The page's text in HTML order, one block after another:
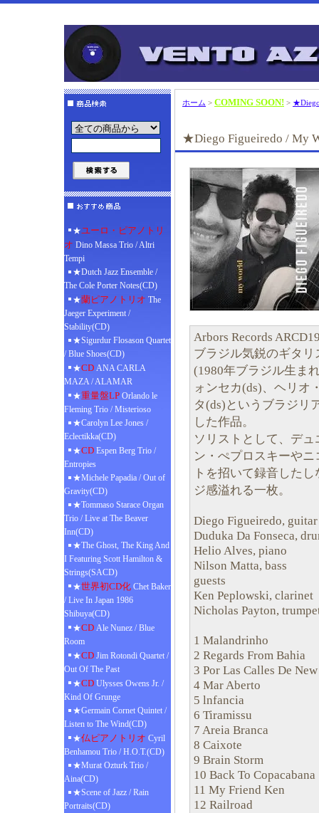
★ユーロ・ピアノトリ
オ Dino Massa Trio / Altri
Tempi
★Dutch Jazz Ensemble /
The Cole Porter Notes(CD)
★蘭ピアノトリオ The
Jaeger Experiment /
Stability(CD)
★Sigurdur Flosason Quartet
/ Blue Shoes(CD)
★CD ANA CARLA
MAZA / ALAMAR
★重量盤LP Orlando le
Fleming Trio / Misterioso
★Carolyn Lee Jones /
Eclectikka(CD)
★CD Espen Berg Trio /
Entropies
★Michele Papadia / Out of
Gravity(CD)
★Tommaso Starace Organ
Trio / Live at The Beaver
Inn(CD)
★The Ghost, The King And
I Featuring Scott Hamilton &
Strings(SACD)
★世界初CD化 Chet Baker
/ Live In Japan 1986
Shibuya(CD)
★CD Ale Nunez / Blue
Room
★CD Jim Rotondi Quartet /
Out Of The Past
★CD Ulysses Owens Jr. /
Kind Of Grunge
★Germain Cornet Quintet /
Listen to The Wind(CD)
★仏ピアノトリオ Cyril
Benhamou Trio / H.O.T.(CD)
★Murat Ozturk Trio /
Aina(CD)
★Scene of Jazz / Rain
Portraits(CD)
ホーム > COMING SOON! >
★Diego Figueiredo / My
Arbors Records
ブラジル気鋭のギタ
(1980年ブラジル生ま
ォンセカ(ds)、ヘリオ
タ(ds)というブラジリ
した作品。
ソリストとして、デ
ン・ぺプロスキーや
トを招いて録音した
ジ感溢れる一枚。
Diego Figueiredo, guitar
Duduka Da Fonseca,
Helio Alves, piano
Nilson Matta, bass
guests
Ken Peplowski, clarinet
Nicholas Payton,
1 Malandrinho
2 Regards From Bahia
3 Por Las Calles De
4 Mar Aberto
5 lnfancia
6 Tiramissu
7 Areia Branca
8 Caixote
9 Brain Storm
10 Back To Copacabana
11 My Friend Ken
12 Railroad